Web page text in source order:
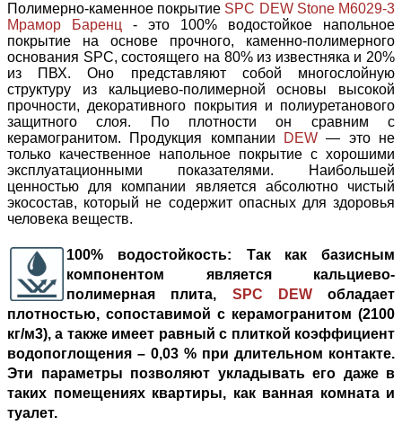
Полимерно-каменное покрытие SPC DEW Stone M6029-3
Мрамор Баренц - это 100% водостойкое напольное
покрытие на основе прочного, каменно-полимерного
основания SPC, состоящего на 80% из известняка и 20%
из ПВХ. Оно представляют собой многослойную
структуру из кальциево-полимерной основы высокой
прочности, декоративного покрытия и полиуретанового
защитного слоя. По плотности он сравним с
керамогранитом. Продукция компании
DEW— это не
только качественное напольное покрытие с хорошими
эксплуатационными показателями. Наибольшей
ценностью для компании является абсолютно чистый
экосостав, который не содержит опасных для здоровья
человека веществ.
100% водостойкость:
Так как базисным
компонентом является кальциево-
полимерная плита, SPC DEW обладает
плотностью, сопоставимой с керамогранитом (2100
кг/м3), а также имеет равный с плиткой коэффициент
водопоглощения – 0,03 % при длительном контакте.
Эти параметры позволяют укладывать его даже в
таких помещениях квартиры, как ванная комната и
туалет.